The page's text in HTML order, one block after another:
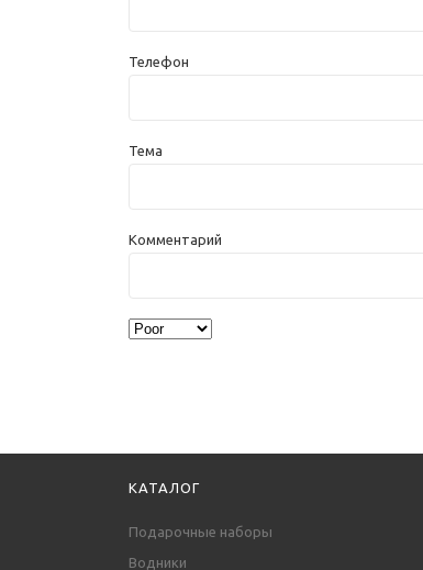
Телефон
Тема
Комментарий
КАТАЛОГ
Подарочные наборы
Водники